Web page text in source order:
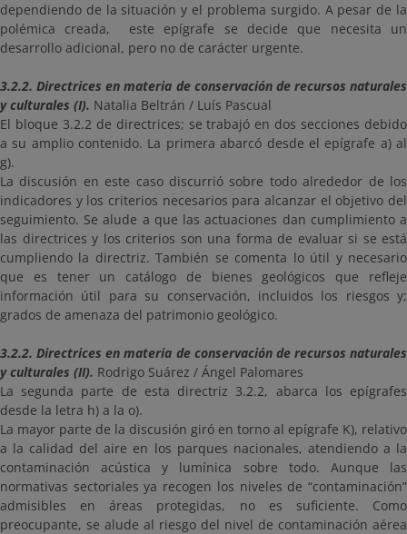
dependiendo de la situación y el problema surgido. A pesar de la
polémica creada, este epígrafe se decide que necesita un
desarrollo adicional, pero no de carácter urgente.
3.2.2. Directrices en materia de conservación de recursos naturales
y culturales (I). Natalia Beltrán / Luís Pascual
El bloque 3.2.2 de directrices; se trabajó en dos secciones debido
a su amplio contenido. La primera abarcó desde el epígrafe a) al
g).
La discusión en este caso discurrió sobre todo alrededor de los
indicadores y los criterios necesarios para alcanzar el objetivo del
seguimiento. Se alude a que las actuaciones dan cumplimiento a
las directrices y los criterios son una forma de evaluar si se está
cumpliendo la directriz. También se comenta lo útil y necesario
que es tener un catálogo de bienes geológicos que refleje
información útil para su conservación, incluidos los riesgos y;
grados de amenaza del patrimonio geológico.
3.2.2. Directrices en materia de conservación de recursos naturales
y culturales (II). Rodrigo Suárez / Ángel Palomares
La segunda parte de esta directriz 3.2.2, abarca los epígrafes
desde la letra h) a la o).
La mayor parte de la discusión giró en torno al epígrafe K), relativo
a la calidad del aire en los parques nacionales, atendiendo a la
contaminación acústica y lumínica sobre todo. Aunque las
normativas sectoriales ya recogen los niveles de “contaminación”
admisibles en áreas protegidas, no es suficiente. Como
preocupante, se alude al riesgo del nivel de contaminación aérea